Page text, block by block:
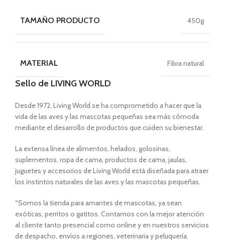
TAMAÑO PRODUCTO 450g
MATERIAL Fibra natural
Sello de LIVING WORLD
Desde 1972, Living World se ha comprometido a hacer que la
vida de las aves y las mascotas pequeñas sea más cómoda
mediante el desarrollo de productos que cuiden su bienestar.
La extensa línea de alimentos, helados, golosinas,
suplementos, ropa de cama, productos de cama, jaulas,
juguetes y accesorios de Living World está diseñada para atraer
los instintos naturales de las aves y las mascotas pequeñas.
“Somos la tienda para amantes de mascotas, ya sean
exóticas, perritos o gatitos. Contamos con la mejor atención
al cliente tanto presencial como online y en nuestros servicios
de despacho, envíos a regiones, veterinaria y peluquería.